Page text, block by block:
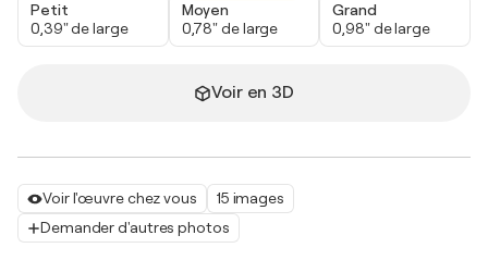
Voir l'œuvre chez vous
15 images
Demander d'autres photos
Petit
0,39" de large
Moyen
0,78" de large
Grand
0,98" de large
Voir en 3D